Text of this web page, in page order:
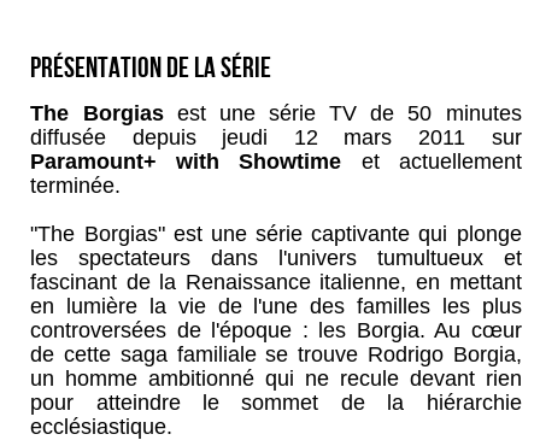
Présentation de la série
The Borgiasest une série TV de 50 minutes
diffusée depuis jeudi 12 mars 2011 sur
Paramount+ with Showtime et actuellement
terminée.
"The Borgias" est une série captivante qui plonge
les spectateurs dans l'univers tumultueux et
fascinant de la Renaissance italienne, en mettant
en lumière la vie de l'une des familles les plus
controversées de l'époque : les Borgia. Au cœur
de cette saga familiale se trouve Rodrigo Borgia,
un homme ambitionné qui ne recule devant rien
pour atteindre le sommet de la hiérarchie
ecclésiastique.